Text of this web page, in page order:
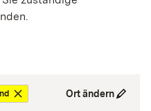
Ort ändern